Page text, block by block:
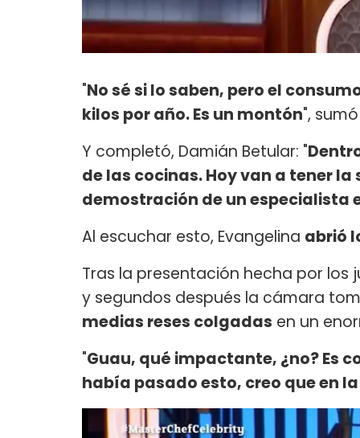
"No sé si lo saben, pero el
kilos por año. Es un montón",
Y completó, Damián Betular: "
de las cocinas. Hoy van a tener
demostración de un especialista
Al escuchar esto, Evangelina abrió
Tras la presentación hecha por los
y segundos después la cámara
medias reses colgadas en un
"Guau, qué impactante, ¿no? Es
había pasado esto, creo que en